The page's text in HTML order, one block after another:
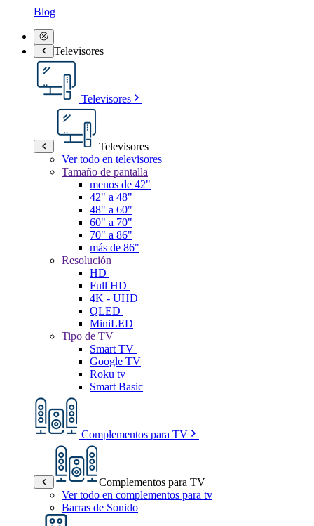
Blog
Televisores
Televisores
Televisores
Ver todo en televisores
Tamaño de pantalla
menos de 42"
42" a 48"
48" a 60"
60" a 70"
70" a 86"
más de 86"
Resolución
HD
Full HD
4K - UHD
QLED
MiniLED
Tipo de TV
Smart TV
Google TV
Roku tv
Smart Basic
Complementos para TV
Complementos para TV
Ver todo en complementos para tv
Barras de Sonido